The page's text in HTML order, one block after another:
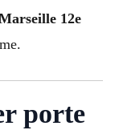
12e
porte